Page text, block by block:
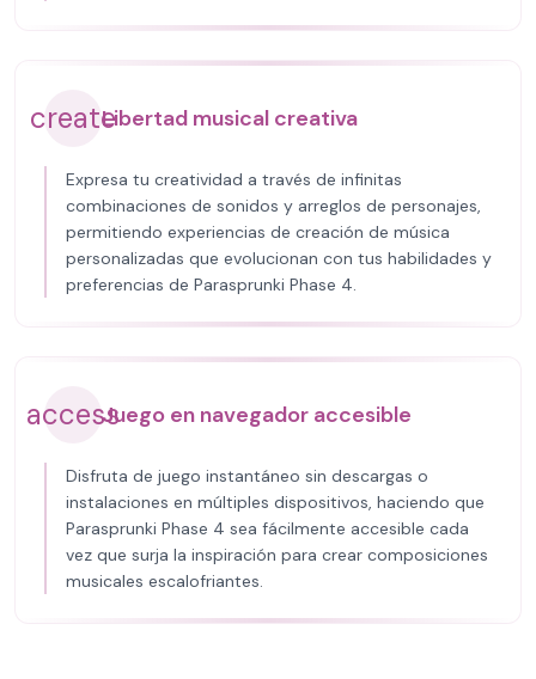
createLibertad musical creativa
Expresa tu creatividad a través de infinitas
combinaciones de sonidos y arreglos de personajes,
permitiendo experiencias de creación de música
personalizadas que evolucionan con tus habilidades y
preferencias de Parasprunki Phase 4.
accessJuego en navegador accesible
Disfruta de juego instantáneo sin descargas o
instalaciones en múltiples dispositivos, haciendo que
Parasprunki Phase 4 sea fácilmente accesible cada
vez que surja la inspiración para crear composiciones
musicales escalofriantes.